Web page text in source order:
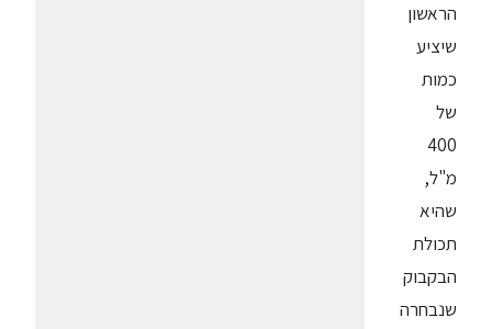
הראשון
שיציע
כמות
של
400
מ"ל,
שהיא
תכולת
הבקבוק
שנבחרה